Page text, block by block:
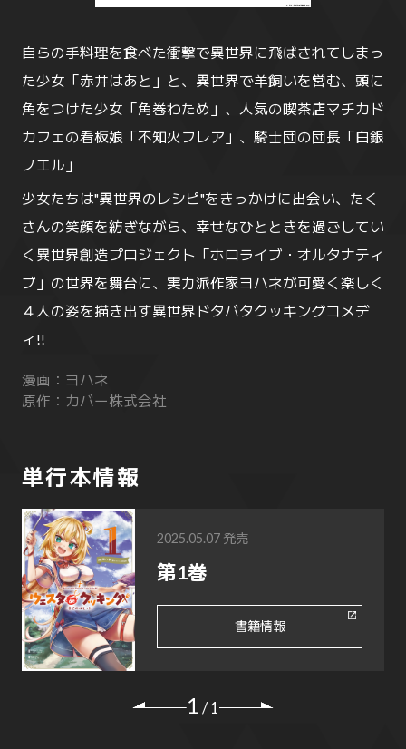
自らの手料理を食べた衝撃で異世界に飛ばされてしまっ
た少女「赤井はあと」と、異世界で羊飼いを営む、頭に
角をつけた少女「角巻わため」、人気の喫茶店マチカド
カフェの看板娘「不知火フレア」、騎士団の団長「白銀
ノエル」
少女たちは"異世界のレシピ"をきっかけに出会い、たく
さんの笑顔を紡ぎながら、幸せなひとときを過ごしてい
く異世界創造プロジェクト「ホロライブ・オルタナティ
ブ」の世界を舞台に、実力派作家ヨハネが可愛く楽しく
４人の姿を描き出す異世界ドタバタクッキングコメデ
ィ!!
漫画：ヨハネ
原作：カバー株式会社
単行本情報
2025.05.07 発売
第1巻
書籍情報
1 /1